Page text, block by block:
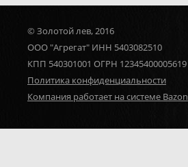
© Золотой лев, 2016
ООО "Агрегат" ИНН 5403082510
КПП 540301001 ОГРН 12345400005619
Политика конфиденциальности
Компания работает на системе Bazon